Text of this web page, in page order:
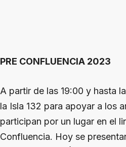
PRE CONFLUENCIA 2023
A partir de las 19:00 y hasta
la Isla 132 para apoyar a los
participan por un lugar en el
Confluencia. Hoy se